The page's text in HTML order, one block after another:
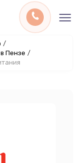
/
Пензе /